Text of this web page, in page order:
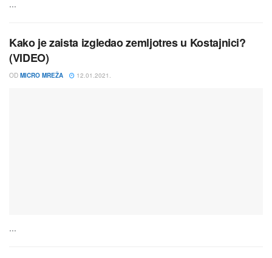
...
Kako je zaista izgledao zemljotres u Kostajnici?
(VIDEO)
OD MICRO MREŽA 12.01.2021.
...